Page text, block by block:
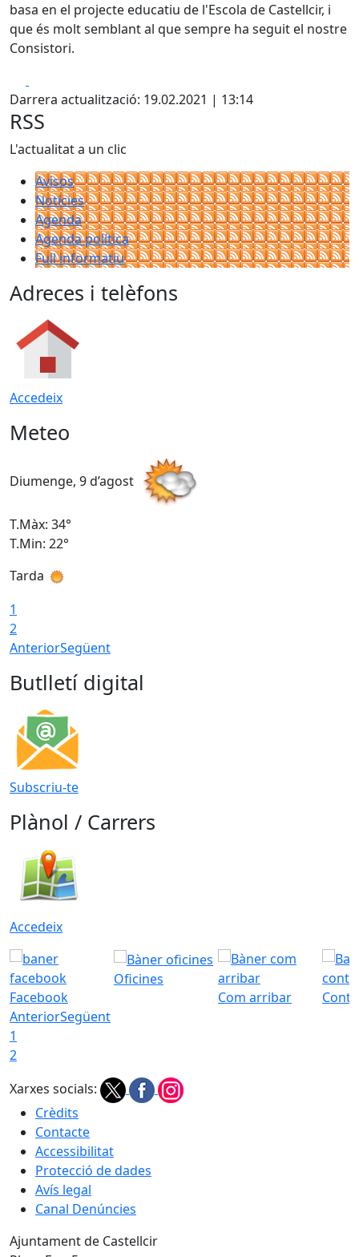
basa en el projecte educatiu de l'Escola de Castellcir, i
que és molt semblant al que sempre ha seguit el nostre
Consistori.
Darrera actualització: 19.02.2021 | 13:14
RSS
L'actualitat a un clic
Avisos
Notícies
Agenda
Agenda política
Full informatiu
Adreces i telèfons
Accedeix
Meteo
Diumenge, 9 d’agost
T.Màx: 34°
T.Min: 22°
Tarda
1
2
AnteriorSegüent
Butlletí digital
Subscriu-te
Plànol / Carrers
Accedeix
Facebook
Oficines
Com arribar
AnteriorSegüent
1
2
Xarxes socials:
Crèdits
Contacte
Accessibilitat
Protecció de dades
Avís legal
Canal Denúncies
Ajuntament de Castellcir